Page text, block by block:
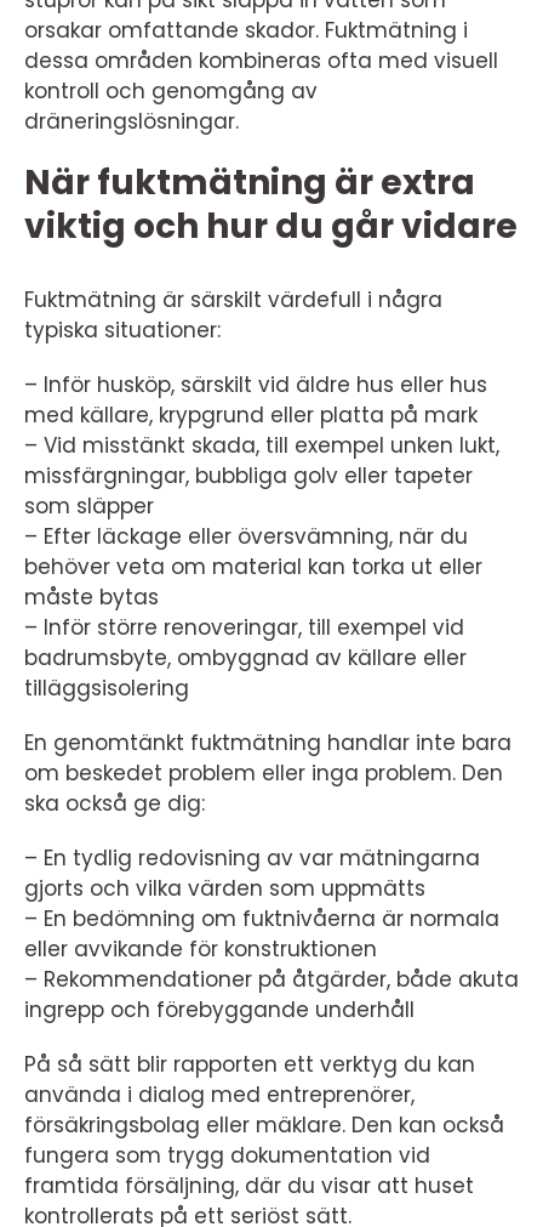
orsakar omfattande skador. Fuktmätning i
dessa områden kombineras ofta med visuell
kontroll och genomgång av
dräneringslösningar.
När fuktmätning är extra
viktig och hur du går vidare
Fuktmätning är särskilt värdefull i några
typiska situationer:
– Inför husköp, särskilt vid äldre hus eller hus
med källare, krypgrund eller platta på mark
– Vid misstänkt skada, till exempel unken lukt,
missfärgningar, bubbliga golv eller tapeter
som släpper
– Efter läckage eller översvämning, när du
behöver veta om material kan torka ut eller
måste bytas
– Inför större renoveringar, till exempel vid
badrumsbyte, ombyggnad av källare eller
tilläggsisolering
En genomtänkt fuktmätning handlar inte bara
om beskedet problem eller inga problem. Den
ska också ge dig:
– En tydlig redovisning av var mätningarna
gjorts och vilka värden som uppmätts
– En bedömning om fuktnivåerna är normala
eller avvikande för konstruktionen
– Rekommendationer på åtgärder, både akuta
ingrepp och förebyggande underhåll
På så sätt blir rapporten ett verktyg du kan
använda i dialog med entreprenörer,
försäkringsbolag eller mäklare. Den kan också
fungera som trygg dokumentation vid
framtida försäljning, där du visar att huset
kontrollerats på ett seriöst sätt.